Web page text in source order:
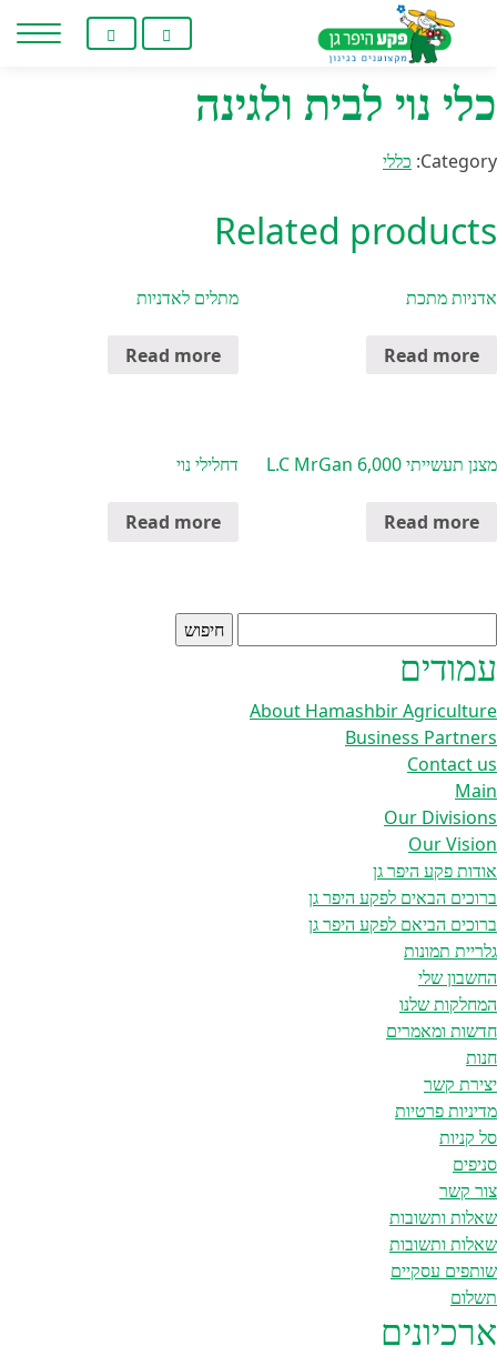
אינטרנט,
לחץ
כדי
לאזור
/כללי/ כלי נוי לבית ולגינה
כלי נוי לבית ולגינה
Category: כללי
Related products
אדניות מתכת
Read more
מתלים לאדניות
Read more
מצנן תעשייתי 6,000 L.C MrGan
Read more
דחלילי נוי
Read more
עמודים
About Hamashbir Agriculture
Business Partners
Contact us
Main
Our Divisions
Our Vision
אודות פקע היפר גן
ברוכים הבאים לפקע היפר גן
ברוכים הביאם לפקע היפר גן
גלריית תמונות
החשבון שלי
המחלקות שלנו
חדשות ומאמרים
חנות
יצירת קשר
מדיניות פרטיות
סל קניות
סניפים
צור קשר
שאלות ותשובות
שאלות ותשובות
שותפים עסקיים
תשלום
ארכיונים